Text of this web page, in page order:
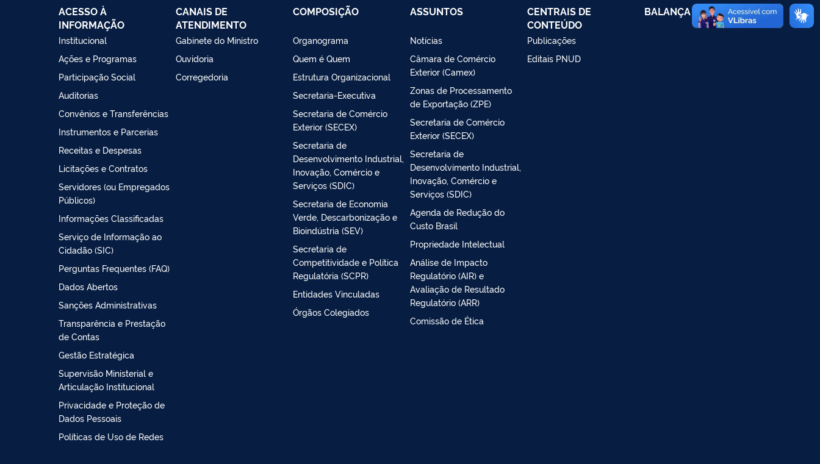
ACESSO À
INFORMAÇÃO
Institucional
Ações e Programas
Participação Social
Auditorias
Convênios e Transferências
Instrumentos e Parcerias
Receitas e Despesas
Licitações e Contratos
Servidores (ou Empregados
Públicos)
Informações Classificadas
Serviço de Informação ao
Cidadão (SIC)
Perguntas Frequentes (FAQ)
Dados Abertos
Sanções Administrativas
Transparência e Prestação
de Contas
Gestão Estratégica
Supervisão Ministerial e
Articulação Institucional
Privacidade e Proteção de
Dados Pessoais
Políticas de Uso de Redes
CANAIS DE
ATENDIMENTO
Gabinete do Ministro
Ouvidoria
Corregedoria
COMPOSIÇÃO
Organograma
Quem é Quem
Estrutura Organizacional
Secretaria-Executiva
Secretaria de Comércio
Exterior (SECEX)
Secretaria de
Desenvolvimento Industrial,
Inovação, Comércio e
Serviços (SDIC)
Secretaria de Economia
Verde, Descarbonização e
Bioindústria (SEV)
Secretaria de
Competitividade e Política
Regulatória (SCPR)
Entidades Vinculadas
Órgãos Colegiados
ASSUNTOS
Notícias
Câmara de Comércio
Exterior (Camex)
Zonas de Processamento
de Exportação (ZPE)
Secretaria de Comércio
Exterior (SECEX)
Secretaria de
Desenvolvimento Industrial,
Inovação, Comércio e
Serviços (SDIC)
Agenda de Redução do
Custo Brasil
Propriedade Intelectual
Análise de Impacto
Regulatório (AIR) e
Avaliação de Resultado
Regulatório (ARR)
Comissão de Ética
CENTRAIS DE
CONTEÚDO
Publicações
Editais PNUD
BALANÇA COMERCIAL